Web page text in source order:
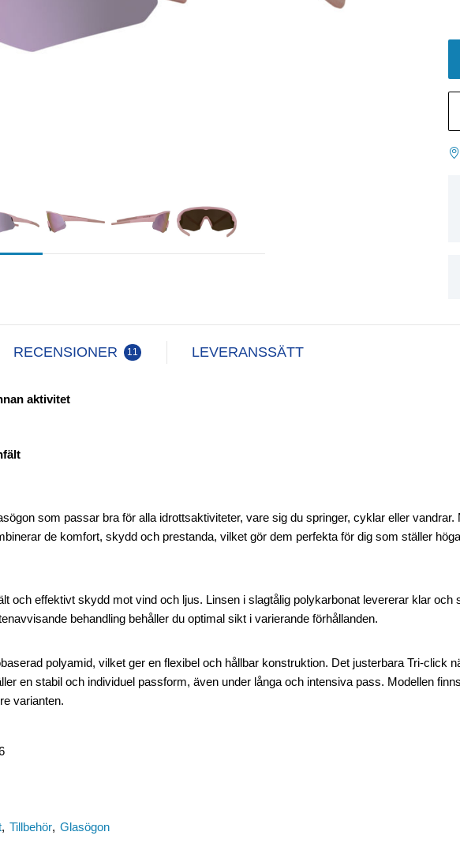
RECENSIONER 11 LEVERANSSÄTT
aktivitet
som passar bra för alla idrottsaktiviteter, vare sig du springer, cyklar eller vandrar.
de komfort, skydd och prestanda, vilket gör dem perfekta för dig som ställer
och effektivt skydd mot vind och ljus. Linsen i slagtålig polykarbonat levererar klar och
behandling behåller du optimal sikt i varierande förhållanden.
polyamid, vilket ger en flexibel och hållbar konstruktion. Det justerbara Tri-click
en stabil och individuel passform, även under långa och intensiva pass. Modellen
varianten.
Tillbehör Glasögon